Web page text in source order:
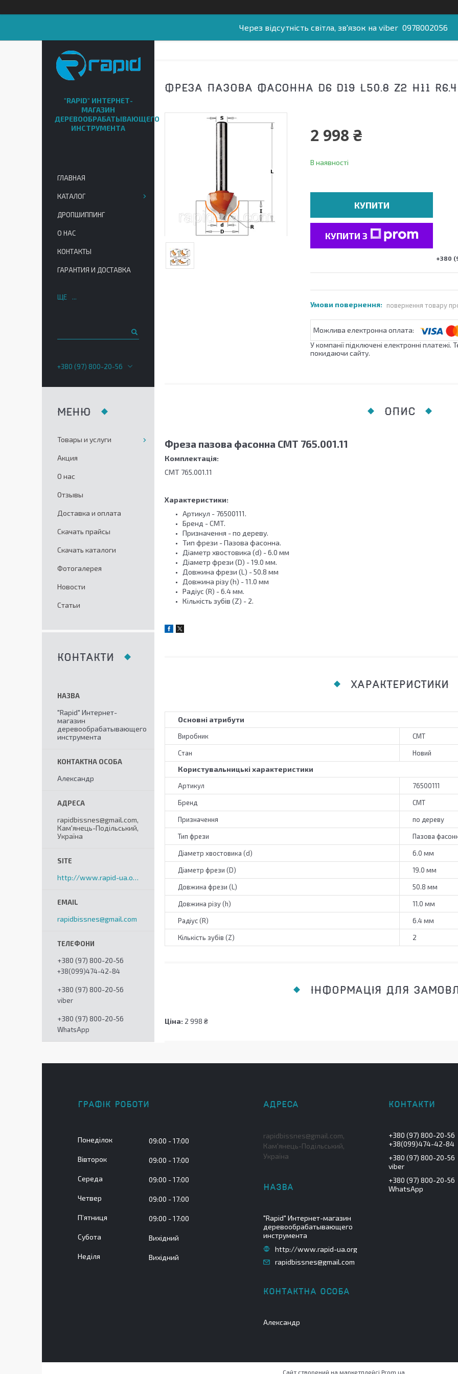
Через відсутність світла, зв'язок на viber 0978002056
ФРЕЗА ПАЗОВА ФАСОННА D6 D19 L50.8 Z2 H11 R6.4
2 998 ₴
В наявності
КУПИТИ
КУПИТИ З
+380
повернення товару
У компанії підключені електронні
покидаючи сайту.
ОПИС
Фреза пазова фасонна СМТ 765.001.11
Комплектація:
СМТ 765.001.11
Характеристики:
Артикул - 76500111.
Бренд - CMT.
Призначення - по дереву.
Тип фрези - Пазова фасонна.
Діаметр хвостовика (d) - 6.0 мм
Діаметр фрези (D) - 19.0 мм.
Довжина фрези (L) - 50.8 мм
Довжина різу (h) - 11.0 мм
Радіус (R) - 6.4 мм.
Кількість зубів (Z) - 2.
ХАРАКТЕРИСТИКИ
Основні атрибути
Виробник CMT
Стан Новий
Користувальницькі характеристики
Артикул 76500111
Бренд CMT
Призначення по дереву
Тип фрези Пазова
Діаметр хвостовика (d) 6.0 мм
Діаметр фрези (D) 19.0 мм
Довжина фрези (L) 50.8 мм
Довжина різу (h) 11.0 мм
Радіус (R) 6.4 мм
Кількість зубів (Z) 2
ІНФОРМАЦІЯ ДЛЯ
Ціна: 2 998 ₴
"RAPID" ИНТЕРНЕТ-
МАГАЗИН
ДЕРЕВООБРАБАТЫВАЮЩЕГО
ИНСТРУМЕНТА
ГЛАВНАЯ
КАТАЛОГ
ДРОПШИППИНГ
О НАС
КОНТАКТЫ
ГАРАНТИЯ И ДОСТАВКА
ЩЕ
+380 (97) 800-20-56
Товары и услуги
Акция
О нас
Отзывы
Доставка и оплата
Скачать прайсы
Скачать каталоги
Фотогалерея
Новости
Статьи
КОНТАКТИ
"Rapid" Интернет-
магазин
деревообрабатывающего
инструмента
Александр
rapidbissnes@gmail.com,
Кам'янець-Подільський,
Україна
http://www.rapid-ua.org
rapidbissnes@gmail.com
+380 (97) 800-20-56
+38(099)474-42-84
+380 (97) 800-20-56
viber
+380 (97) 800-20-56
WhatsApp
ГРАФІК РОБОТИ
Понеділок 09:00 17:00
Вівторок 09:00 17:00
Середа 09:00 17:00
Четвер 09:00 17:00
Пʼятниця 09:00 17:00
Субота Вихідний
Неділя Вихідний
rapidbissnes@gmail.com,
Кам'янець-Подільський,
Україна
"Rapid" Интернет-магазин
деревообрабатывающего
инструмента
http://www.rapid-ua.org
rapidbissnes@gmail.com
Александр
+380 (97) 800-20-56
+38(099)474-42-84
+380 (97) 800-20-56
viber
+380 (97) 800-20-56
WhatsApp
Сайт створений на маркетплейсі Prom.ua